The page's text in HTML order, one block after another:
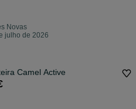
Novas
julho de 2026
Camel Active